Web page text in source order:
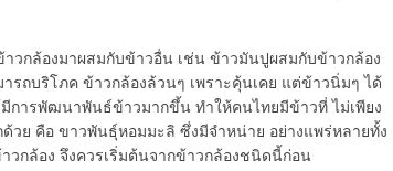
ล้องมาผสมกับข้าวอื่น เช่น ข้าวมันปูผสมกับข้าวกล้อง
รถบริโภค ข้าวกล้องล้วนๆ เพราะคุ้นเคย แต่ข้าวนิ่มๆ ได้
การพัฒนาพันธ์ข้าวมากขึ้น ทำให้คนไทยมีข้าวที่ ไม่เพียง
วย คือ ขาวพันธุ์หอมมะลิ ซึ่งมีจำหน่าย อย่างแพร่หลายทั้ง
กล้อง จึงควรเริ่มต้นจากข้าวกล้องชนิดนี้ก่อน